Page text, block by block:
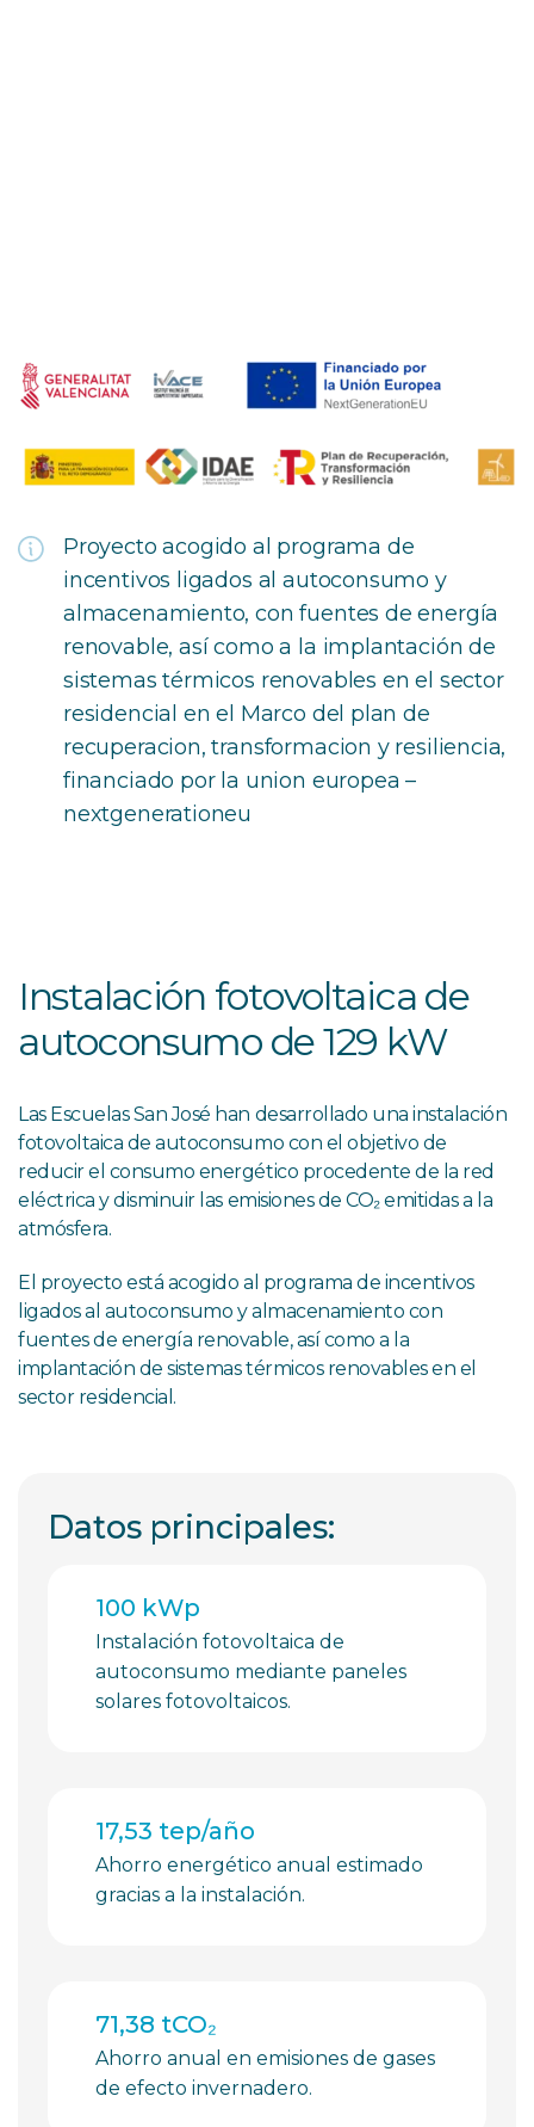
Proyecto acogido al programa de
incentivos ligados al autoconsumo y
almacenamiento, con fuentes de energía
renovable, así como a la implantación de
sistemas térmicos renovables en el sector
residencial en el Marco del plan de
recuperacion, transformacion y resiliencia,
financiado por la union europea –
nextgenerationeu
Instalación fotovoltaica de
autoconsumo de 129 kW
Las Escuelas San José han desarrollado una instalación
fotovoltaica de autoconsumo con el objetivo de
reducir el consumo energético procedente de la red
eléctrica y disminuir las emisiones de CO₂ emitidas a la
atmósfera.
El proyecto está acogido al programa de incentivos
ligados al autoconsumo y almacenamiento con
fuentes de energía renovable, así como a la
implantación de sistemas térmicos renovables en el
sector residencial.
Datos principales:
100 kWp
Instalación fotovoltaica de
autoconsumo mediante paneles
solares fotovoltaicos.
17,53 tep/año
Ahorro energético anual estimado
gracias a la instalación.
71,38 tCO₂
Ahorro anual en emisiones de gases
de efecto invernadero.